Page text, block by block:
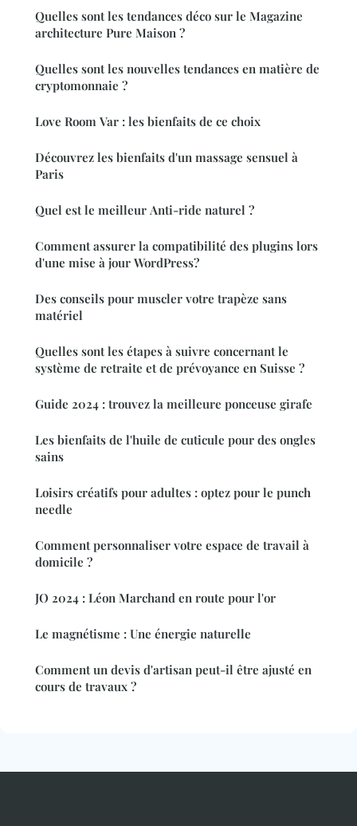
Quelles sont les tendances déco sur le Magazine
architecture Pure Maison ?
Quelles sont les nouvelles tendances en matière de
cryptomonnaie ?
Love Room Var : les bienfaits de ce choix
Découvrez les bienfaits d'un massage sensuel à
Paris
Quel est le meilleur Anti-ride naturel ?
Comment assurer la compatibilité des plugins lors
d'une mise à jour WordPress?
Des conseils pour muscler votre trapèze sans
matériel
Quelles sont les étapes à suivre concernant le
système de retraite et de prévoyance en Suisse ?
Guide 2024 : trouvez la meilleure ponceuse girafe
Les bienfaits de l'huile de cuticule pour des ongles
sains
Loisirs créatifs pour adultes : optez pour le punch
needle
Comment personnaliser votre espace de travail à
domicile ?
JO 2024 : Léon Marchand en route pour l'or
Le magnétisme : Une énergie naturelle
Comment un devis d'artisan peut-il être ajusté en
cours de travaux ?